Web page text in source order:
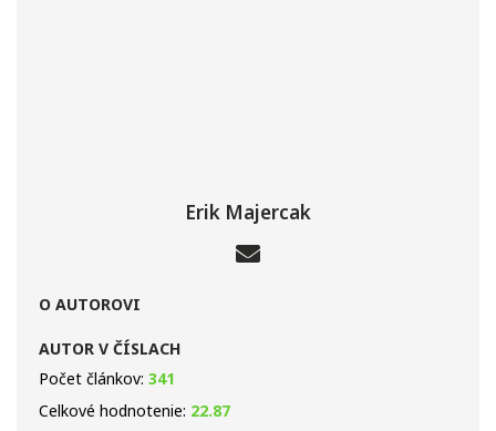
Erik Majercak
O AUTOROVI
AUTOR V ČÍSLACH
Počet článkov: 341
Celkové hodnotenie: 22.87